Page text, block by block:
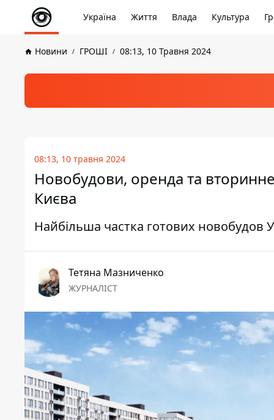
Україна Життя Влада Культура
Новини ГРОШІ 08:13, 10 Травня 2024
08:13, 10 травня 2024
Новобудови, оренда та
Києва
Найбільша частка готових новобудов
Тетяна Мазниченко
ЖУРНАЛІСТ